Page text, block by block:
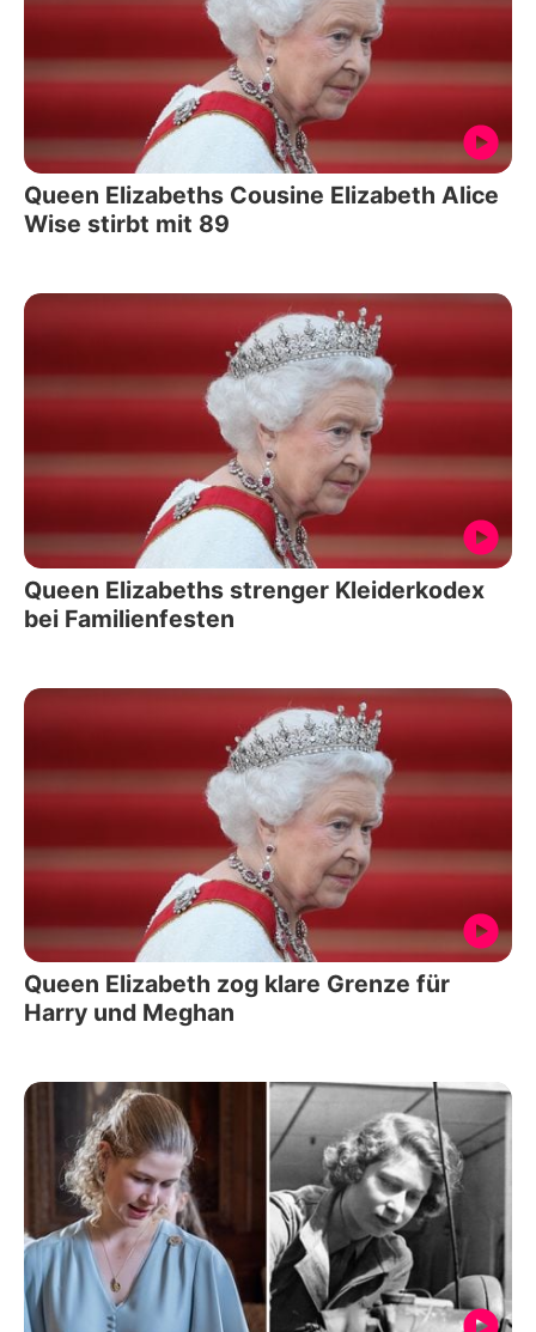
Queen Elizabeths Cousine Elizabeth Alice
Wise stirbt mit 89
Queen Elizabeths strenger Kleiderkodex
bei Familienfesten
Queen Elizabeth zog klare Grenze für
Harry und Meghan